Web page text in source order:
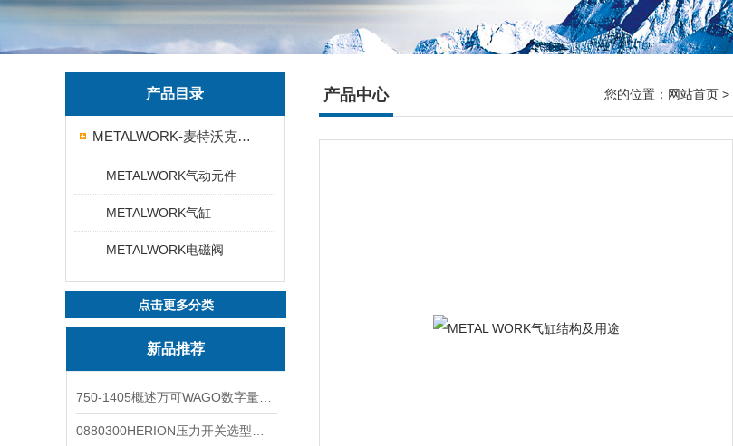
产品目录
METALWORK-麦特沃克电磁阀
METALWORK气动元件
METALWORK气缸
METALWORK电磁阀
点击更多分类
新品推荐
产品中心 您的位置： 网站首页 >